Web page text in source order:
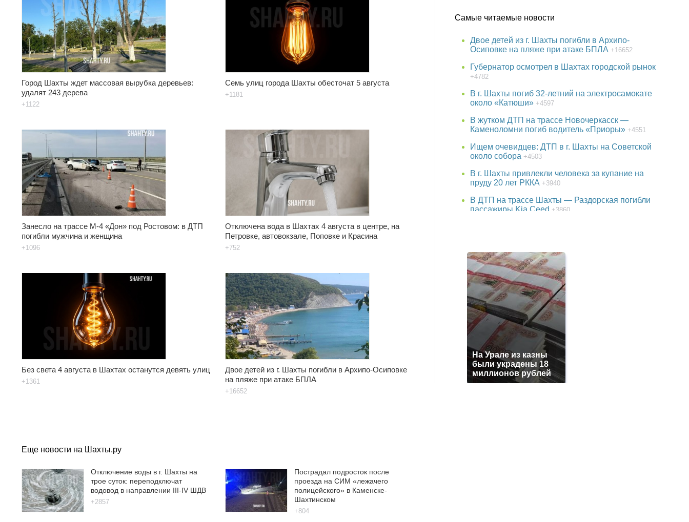
Город Шахты ждет массовая вырубка деревьев:
удалят 243 дерева
+1122
Семь улиц города Шахты обесточат 5 августа
+1181
Занесло на трассе М-4 «Дон» под Ростовом: в ДТП
погибли мужчина и женщина
+1096
Отключена вода в Шахтах 4 августа в центре, на
Петровке, автовокзале, Поповке и Красина
+752
Без света 4 августа в Шахтах останутся девять улиц
+1361
Двое детей из г. Шахты погибли в Архипо-Осиповке
на пляже при атаке БПЛА
+16652
Еще новости на Шахты.ру
Отключение воды в г. Шахты на
трое суток: переподключат
водовод в направлении III-IV ШДВ
+2857
Пострадал подросток после
проезда на СИМ «лежачего
полицейского» в Каменске-
Шахтинском
+804
Самые читаемые новости
Двое детей из г. Шахты погибли в Архипо-
Осиповке на пляже при атаке БПЛА +16652
Губернатор осмотрел в Шахтах городской рынок
+4782
В г. Шахты погиб 32-летний на электросамокате
около «Катюши» +4597
В жутком ДТП на трассе Новочеркасск —
Каменоломни погиб водитель «Приоры» +4551
Ищем очевидцев: ДТП в г. Шахты на Советской
около собора +4503
В г. Шахты привлекли человека за купание на
пруду 20 лет РККА +3940
В ДТП на трассе Шахты — Раздорская погибли
пассажиры Kia Ceed +3860
38-летняя женщина пропала в Ростове-на-Дону
+3735
Детская шалость обернулась гибелью школьника
в Ростовской области +3514
Утонул в аквапарке 3-летний малыш в Батайске
в Ростовской области
В г. Шахты погиб 26-летний мотоциклист на
мотоцикле FX MOTO +3042
Про убытки жителей г. Шахты из-за проблем с
электричеством +3041
На Урале из казны
были украдены 18
миллионов рублей